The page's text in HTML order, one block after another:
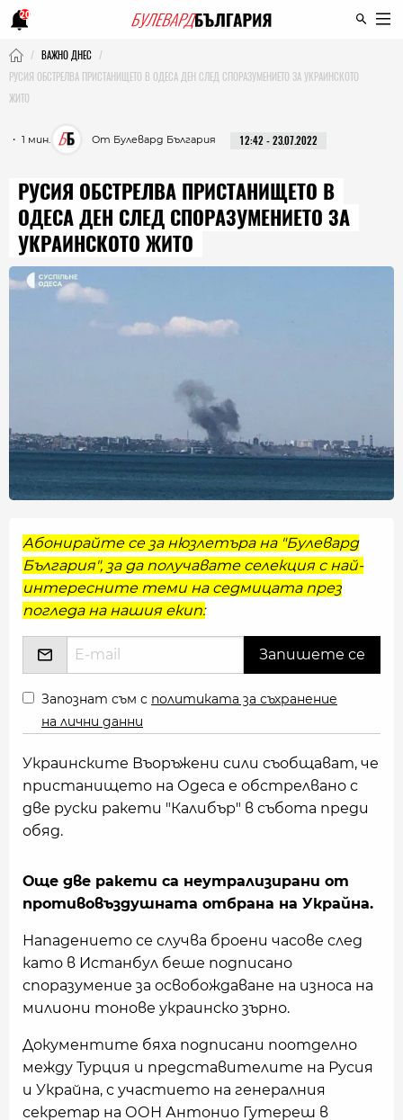
20
ВАЖНО ДНЕС
РУСИЯ ОБСТРЕЛВА ПРИСТАНИЩЕТО В ОДЕСА ДЕН СЛЕД СПОРАЗУМЕНИЕТО ЗА УКРАИНСКОТО
ЖИТО
・ 1 мин. От Булевард България 12:42 - 23.07.2022
РУСИЯ ОБСТРЕЛВА ПРИСТАНИЩЕТО В
ОДЕСА ДЕН СЛЕД СПОРАЗУМЕНИЕТО ЗА
УКРАИНСКОТО ЖИТО
Абонирайте се за нюзлетъра на "Булевард
България", за да получавате селекция с най-
интересните теми на седмицата през
погледа на нашия екип:
Запознат съм с политиката за съхранение
на лични данни
Украинските Въоръжени сили съобщават, че
пристанището на Одеса е обстрелвано с
две руски ракети "Калибър" в събота преди
обяд.
Още две ракети са неутрализирани от
противовъздушната отбрана на Украйна.
Нападението се случва броени часове след
като в Истанбул беше подписано
споразумение за освобождаване на износа на
милиони тонове украинско зърно.
Документите бяха подписани поотделно
между Турция и представителите на Русия
и Украйна, с участието на генералния
секретар на ООН Антонио Гутереш в